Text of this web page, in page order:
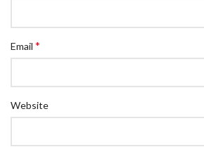
Email *
Website